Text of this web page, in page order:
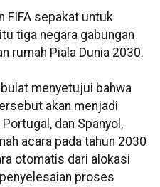
FIFA sepakat untuk
tiga negara gabungan
rumah Piala Dunia 2030.
menyetujui bahwa
akan menjadi
dan Spanyol,
acara pada tahun 2030
otomatis dari alokasi
proses